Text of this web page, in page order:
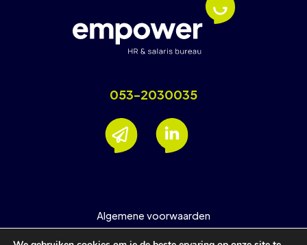
053-2030035
Algemene voorwaarden